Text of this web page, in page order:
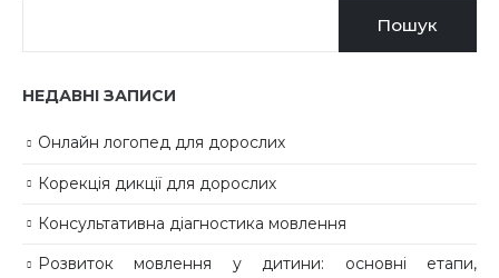
Пошук
НЕДАВНІ ЗАПИСИ
Онлайн логопед для дорослих
Корекція дикції для дорослих
Консультативна діагностика мовлення
Розвиток мовлення у дитини: основні етапи,